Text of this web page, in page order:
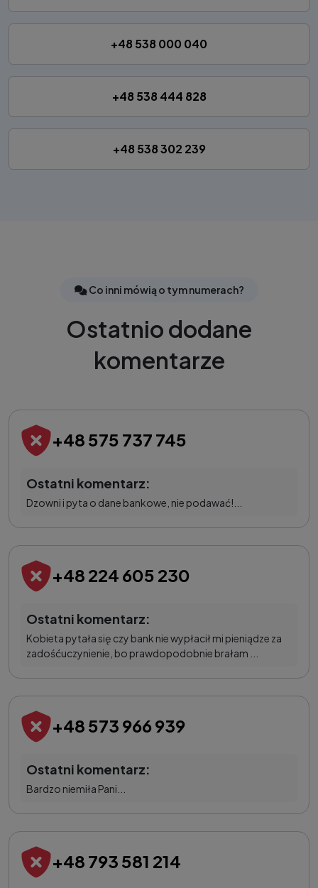
+48 538 000 040
+48 538 444 828
+48 538 302 239
Co inni mówią o tym numerach?
Ostatnio dodane
komentarze
+48 575 737 745
Ostatni komentarz:
Dzowni i pyta o dane bankowe, nie podawać!...
+48 224 605 230
Ostatni komentarz:
Kobieta pytała się czy bank nie wypłacił mi pieniądze za
zadośćuczynienie, bo prawdopodobnie brałam ...
+48 573 966 939
Ostatni komentarz:
Bardzo niemiła Pani...
+48 793 581 214